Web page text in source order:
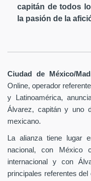
capitán de todos
la pasión de la
Ciudad de México/
Online, operador
y Latinoamérica,
Álvarez, capitán y uno
mexicano.
La alianza tiene lugar
nacional, con México
internacional y con
principales referentes